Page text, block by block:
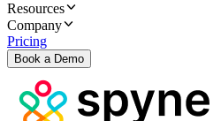
Resources
Company
Pricing
Book a Demo